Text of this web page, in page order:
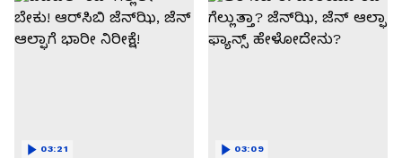
03:21 03:09